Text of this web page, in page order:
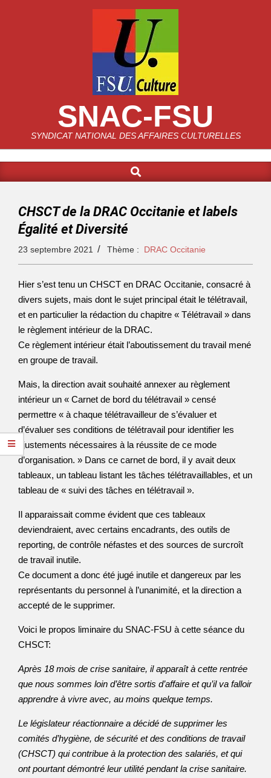
SNAC-FSU
SYNDICAT NATIONAL DES AFFAIRES CULTURELLES
CHSCT de la DRAC Occitanie et labels
Égalité et Diversité
23 septembre 2021 Thème : DRAC Occitanie
Hier s’est tenu un CHSCT en DRAC Occitanie, consacré à
divers sujets, mais dont le sujet principal était le télétravail,
et en particulier la rédaction du chapitre « Télétravail » dans
le règlement intérieur de la DRAC.
Ce règlement intérieur était l’aboutissement du travail mené
en groupe de travail.
Mais, la direction avait souhaité annexer au règlement
intérieur un « Carnet de bord du télétravail » censé
permettre « à chaque télétravailleur de s’évaluer et
d’évaluer ses conditions de télétravail pour identifier les
ajustements nécessaires à la réussite de ce mode
d’organisation. » Dans ce carnet de bord, il y avait deux
tableaux, un tableau listant les tâches télétravaillables, et un
tableau de « suivi des tâches en télétravail ».
Il apparaissait comme évident que ces tableaux
deviendraient, avec certains encadrants, des outils de
reporting, de contrôle néfastes et des sources de surcroît
de travail inutile.
Ce document a donc été jugé inutile et dangereux par les
représentants du personnel à l’unanimité, et la direction a
accepté de le supprimer.
Voici le propos liminaire du SNAC-FSU à cette séance du
CHSCT:
Après 18 mois de crise sanitaire, il apparaît à cette rentrée
que nous sommes loin d’être sortis d’affaire et qu’il va falloir
apprendre à vivre avec, au moins quelque temps.
Le législateur réactionnaire a décidé de supprimer les
comités d’hygiène, de sécurité et des conditions de travail
(CHSCT) qui contribue à la protection des salariés, et qui
ont pourtant démontré leur utilité pendant la crise sanitaire.